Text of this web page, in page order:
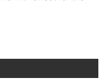
shop voor